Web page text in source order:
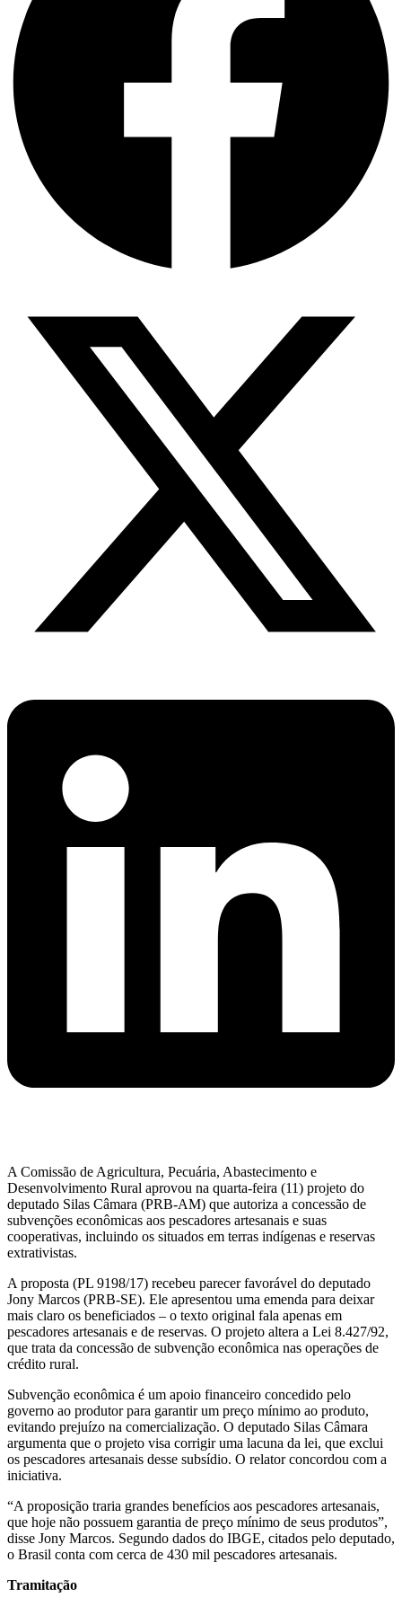
A Comissão de Agricultura, Pecuária, Abastecimento e
Desenvolvimento Rural aprovou na quarta-feira (11) projeto do
deputado Silas Câmara (PRB-AM) que autoriza a concessão de
subvenções econômicas aos pescadores artesanais e suas
cooperativas, incluindo os situados em terras indígenas e reservas
extrativistas.
A proposta (PL 9198/17) recebeu parecer favorável do deputado
Jony Marcos (PRB-SE). Ele apresentou uma emenda para deixar
mais claro os beneficiados – o texto original fala apenas em
pescadores artesanais e de reservas. O projeto altera a Lei 8.427/92,
que trata da concessão de subvenção econômica nas operações de
crédito rural.
Subvenção econômica é um apoio financeiro concedido pelo
governo ao produtor para garantir um preço mínimo ao produto,
evitando prejuízo na comercialização. O deputado Silas Câmara
argumenta que o projeto visa corrigir uma lacuna da lei, que exclui
os pescadores artesanais desse subsídio. O relator concordou com a
iniciativa.
“A proposição traria grandes benefícios aos pescadores artesanais,
que hoje não possuem garantia de preço mínimo de seus produtos”,
disse Jony Marcos. Segundo dados do IBGE, citados pelo deputado,
o Brasil conta com cerca de 430 mil pescadores artesanais.
Tramitação